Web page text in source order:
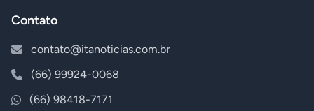
Contato
contato@itanoticias.com.br
(66) 99924-0068
(66) 98418-7171